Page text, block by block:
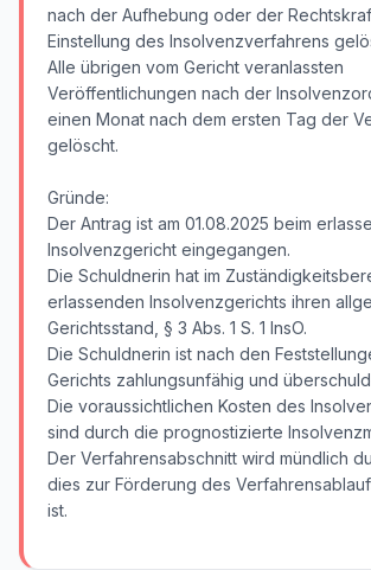
nach der Aufhebung oder der
Einstellung des Insolvenzverfahrens
Alle übrigen vom Gericht veranlassten
Veröffentlichungen nach der
einen Monat nach dem ersten Tag der
gelöscht.
Gründe:
Der Antrag ist am 01.08.2025 beim
Insolvenzgericht eingegangen.
Die Schuldnerin hat im
erlassenden Insolvenzgerichts ihren
Gerichtsstand, § 3 Abs. 1 S. 1 InsO.
Die Schuldnerin ist nach den
Gerichts zahlungsunfähig und
Die voraussichtlichen Kosten des
sind durch die prognostizierte
Der Verfahrensabschnitt wird mündlich
dies zur Förderung des
ist.